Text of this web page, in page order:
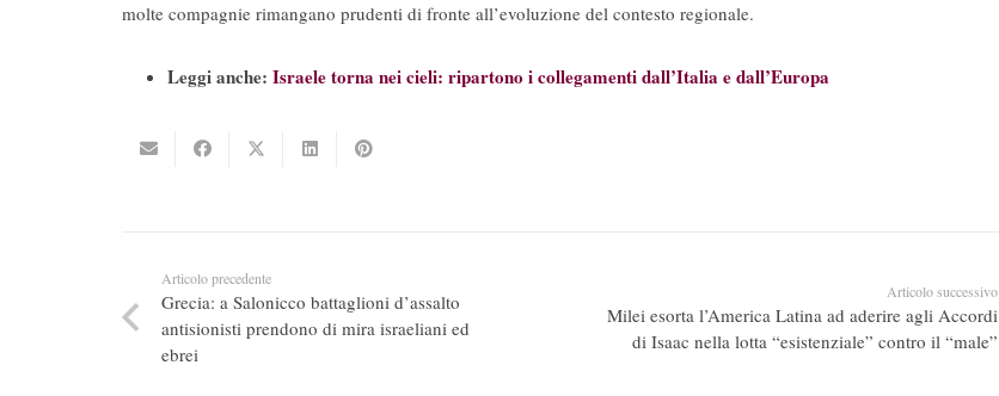
molte compagnie rimangano prudenti di fronte all’evoluzione del contesto regionale.
Leggi anche: Israele torna nei cieli: ripartono i collegamenti dall’Italia e dall’Europa
Articolo precedente
Grecia: a Salonicco battaglioni d’assalto
antisionisti prendono di mira israeliani ed
ebrei
Articolo successivo
Milei esorta l’America Latina ad aderire agli Accordi
di Isaac nella lotta “esistenziale” contro il “male”